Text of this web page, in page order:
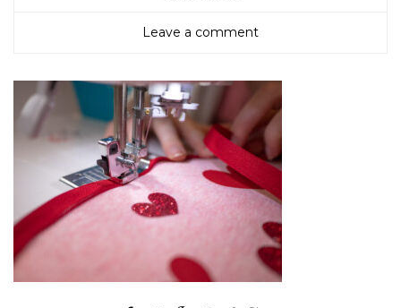
Leave a comment